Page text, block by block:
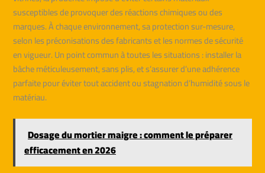
susceptibles de provoquer des réactions chimiques ou des
marques. À chaque environnement, sa protection sur-mesure,
selon les préconisations des fabricants et les normes de sécurité
en vigueur. Un point commun à toutes les situations : installer la
bâche méticuleusement, sans plis, et s’assurer d’une adhérence
parfaite pour éviter tout accident ou stagnation d’humidité sous le
matériau.
Dosage du mortier maigre : comment le préparer
efficacement en 2026